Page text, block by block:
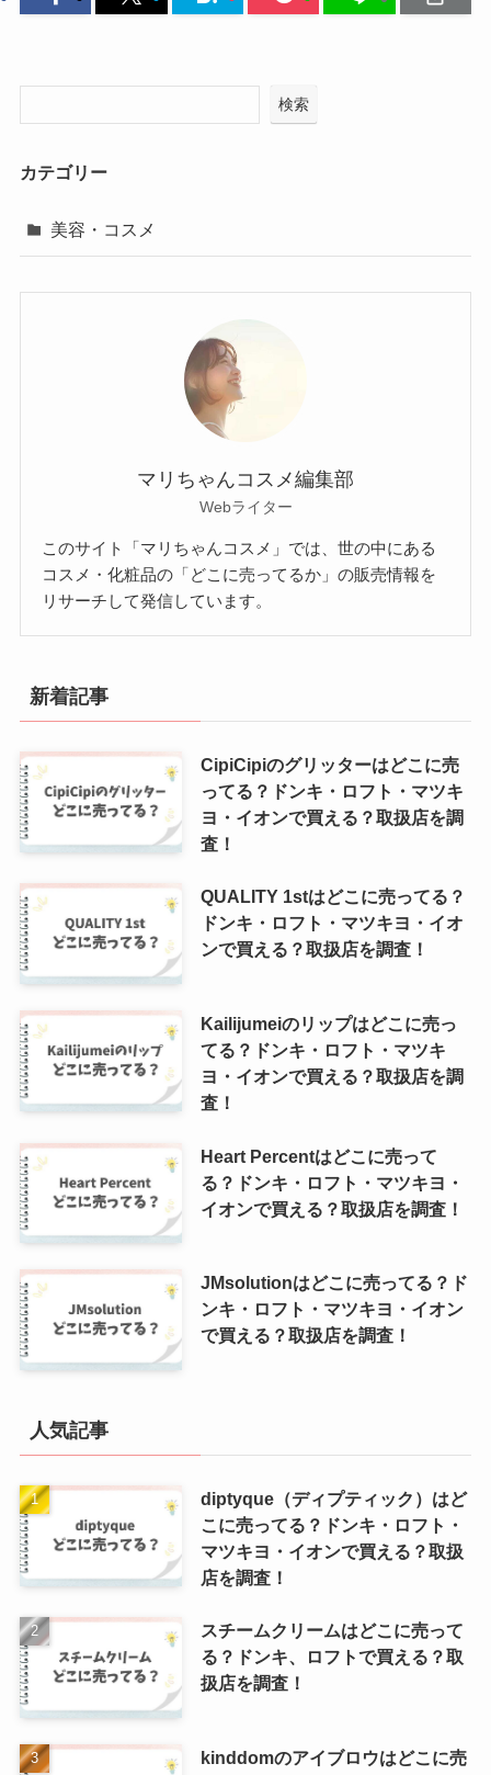
検索
カテゴリー
美容・コスメ
マリちゃんコスメ編集部
Webライター
このサイト「マリちゃんコスメ」では、世の中にある
コスメ・化粧品の「どこに売ってるか」の販売情報を
リサーチして発信しています。
新着記事
CipiCipiのグリッターはどこに売
ってる？ドンキ・ロフト・マツキ
ヨ・イオンで買える？取扱店を調
査！
QUALITY 1stはどこに売ってる？
ドンキ・ロフト・マツキヨ・イオ
ンで買える？取扱店を調査！
Kailijumeiのリップはどこに売っ
てる？ドンキ・ロフト・マツキ
ヨ・イオンで買える？取扱店を調
査！
Heart Percentはどこに売って
る？ドンキ・ロフト・マツキヨ・
イオンで買える？取扱店を調査！
JMsolutionはどこに売ってる？ド
ンキ・ロフト・マツキヨ・イオン
で買える？取扱店を調査！
人気記事
diptyque（ディプティック）はど
こに売ってる？ドンキ・ロフト・
マツキヨ・イオンで買える？取扱
店を調査！
スチームクリームはどこに売って
る？ドンキ、ロフトで買える？取
扱店を調査！
kinddomのアイブロウはどこに売